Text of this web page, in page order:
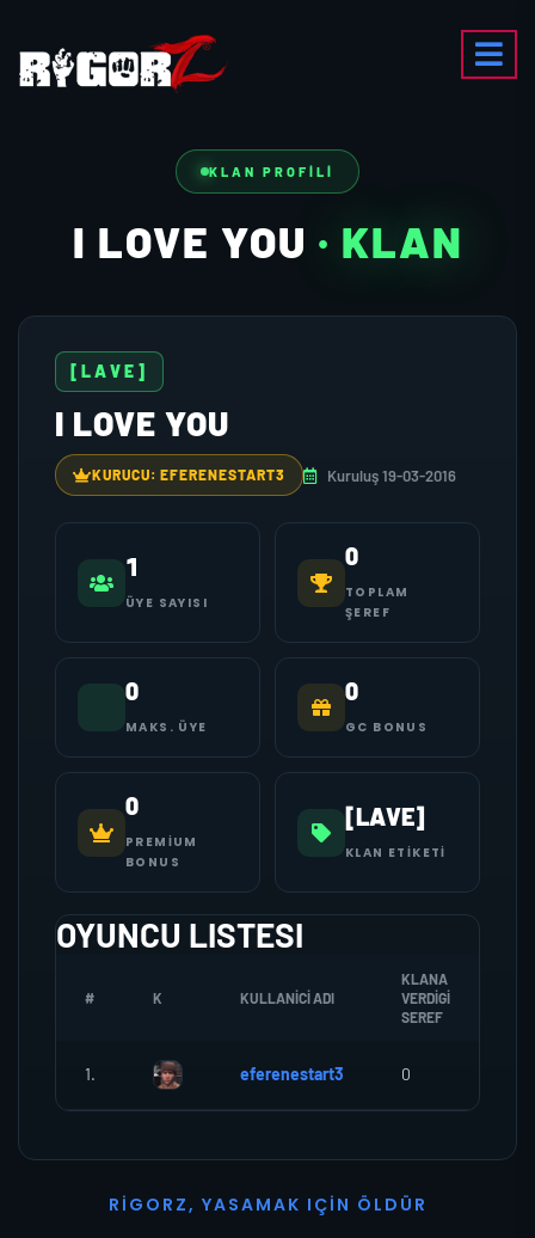
KLAN PROFILI
I LOVE YOU · KLAN
[LAVE]
I LOVE YOU
KURUCU: EFERENESTART3 Kuruluş 19-03-2016
1
ÜYE SAYISI
0
TOPLAM
ŞEREF
0
MAKS. ÜYE
0
GC BONUS
0
PREMIUM
BONUS
[LAVE]
KLAN ETIKETI
OYUNCU LISTESI
# K KULLANICI ADI
KLANA
VERDIGI
SEREF
1. eferenestart3 0
R I G O R Z, YASAMAK I ÇI N Ö L D Ü R